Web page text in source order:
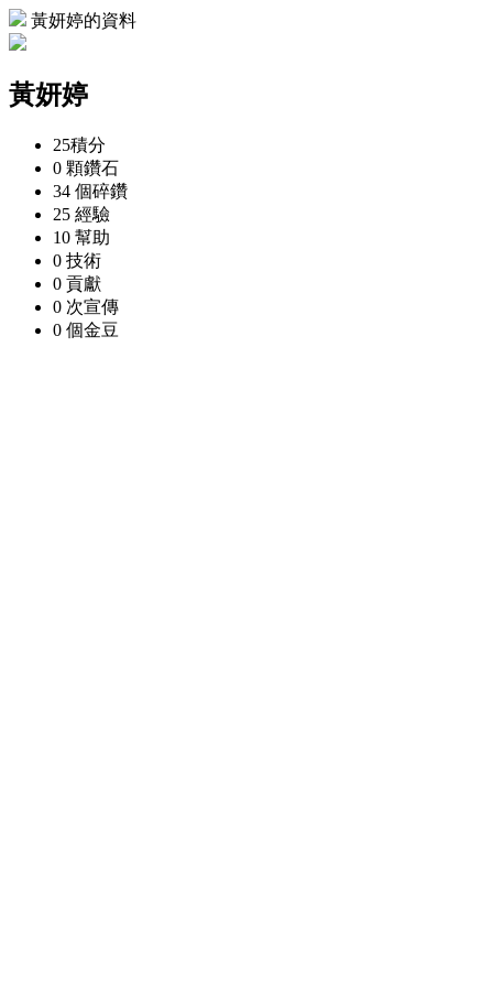
黃妍婷的資料
黃妍婷
25積分
0 顆鑽石
34 個碎鑽
25 經驗
10 幫助
0 技術
0 貢獻
0 次宣傳
0 個金豆